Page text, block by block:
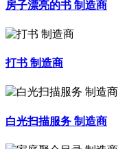
房子漂亮的书 制造商
打书 制造商
白光扫描服务 制造商